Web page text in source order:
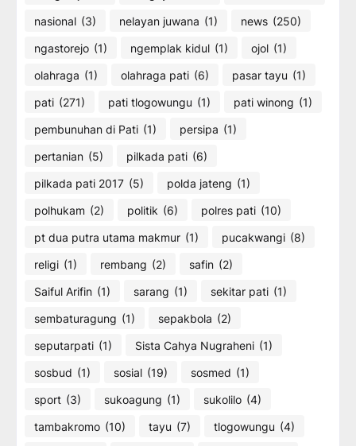
nasional (3) nelayan juwana (1) news (250)
ngastorejo (1) ngemplak kidul (1) ojol (1)
olahraga (1) olahraga pati (6) pasar tayu (1)
pati (271) pati tlogowungu (1) pati winong (1)
pembunuhan di Pati (1) persipa (1)
pertanian (5) pilkada pati (6)
pilkada pati 2017 (5) polda jateng (1)
polhukam (2) politik (6) polres pati (10)
pt dua putra utama makmur (1) pucakwangi (8)
religi (1) rembang (2) safin (2)
Saiful Arifin (1) sarang (1) sekitar pati (1)
sembaturagung (1) sepakbola (2)
seputarpati (1) Sista Cahya Nugraheni (1)
sosbud (1) sosial (19) sosmed (1)
sport (3) sukoagung (1) sukolilo (4)
tambakromo (10) tayu (7) tlogowungu (4)